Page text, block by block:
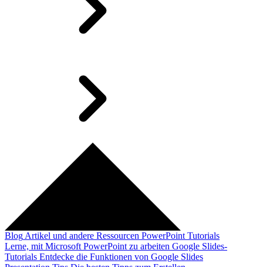
Blog Artikel und andere Ressourcen PowerPoint Tutorials
Lerne, mit Microsoft PowerPoint zu arbeiten Google Slides-
Tutorials Entdecke die Funktionen von Google Slides